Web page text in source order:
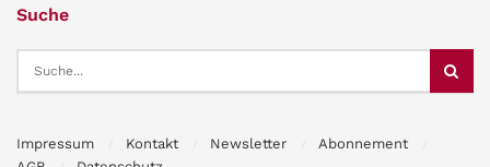
Suche
Impressum Kontakt Newsletter
Abonnement